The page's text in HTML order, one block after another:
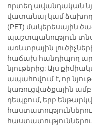
որտեղ ավանդական
վատանալ կամ
(PET) մակերեսային
պաշտպանություն
առևտրային
հաճախ հանդիպող
նյութերից: Այս
ապահովում է, որ
կառուցվածքային
դեպքում, երբ